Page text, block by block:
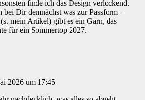
finde ich das Design verlockend.
bei Dir demnächst was zur Passform –
mein Artikel) gibt es ein Garn, das
für ein Sommertop 2027.
2026 um 17:45